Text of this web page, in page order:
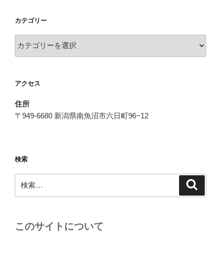
カテゴリー
テ
ー
アクセス
住所
〒949-6680 新潟県南魚沼市六日町96−12
検索
索:
このサイトについて